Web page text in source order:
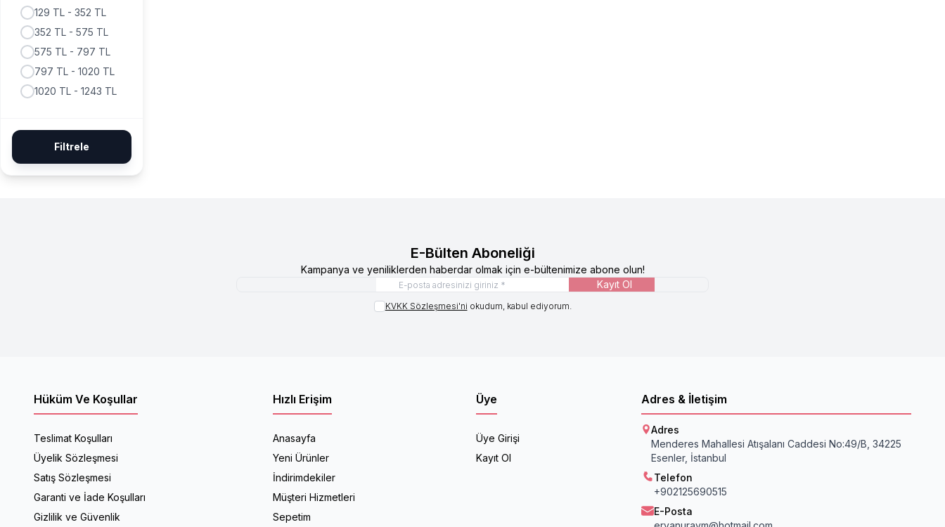
129 TL - 352 TL
352 TL - 575 TL
575 TL - 797 TL
797 TL - 1020 TL
1020 TL - 1243 TL
Filtrele
E-Bülten Aboneliği
Kampanya ve yeniliklerden haberdar olmak için e-bültenimize abone olun!
Kayıt Ol
KVKK Sözleşmesi'ni okudum, kabul ediyorum.
Hüküm Ve Koşullar
Teslimat Koşulları
Üyelik Sözleşmesi
Satış Sözleşmesi
Garanti ve İade Koşulları
Gizlilik ve Güvenlik
Hızlı Erişim
Anasayfa
Yeni Ürünler
İndirimdekiler
Müşteri Hizmetleri
Sepetim
Üye
Üye Girişi
Kayıt Ol
Adres & İletişim
Adres
Menderes Mahallesi Atışalanı Caddesi No:49/B, 34225
Esenler, İstanbul
Telefon
+902125690515
E-Posta